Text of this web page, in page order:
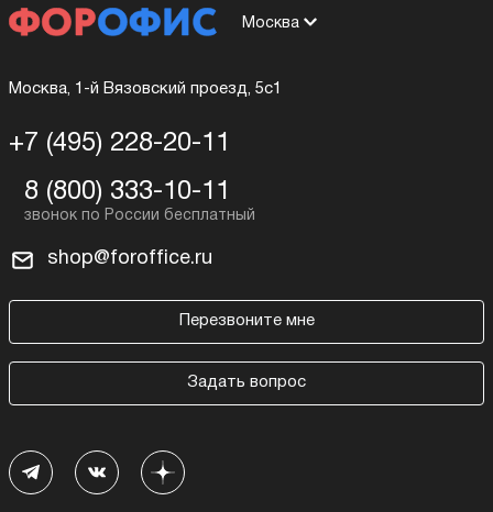
Москва
Москва, 1-й Вязовский проезд, 5с1
+7 (495) 228-20-11
8 (800) 333-10-11
shop@foroffice.ru
Перезвоните мне
Задать вопрос